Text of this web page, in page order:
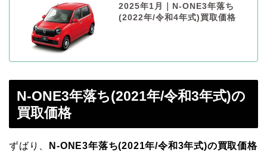
2025年1月｜N-ONE3年落ち
(2022年/令和4年式)買取価格
N-ONE3年落ち(2021年/令和3年式)の
買取価格
ずばり、
N-ONE3年落ち(2021年/令和3年式)の買取価格